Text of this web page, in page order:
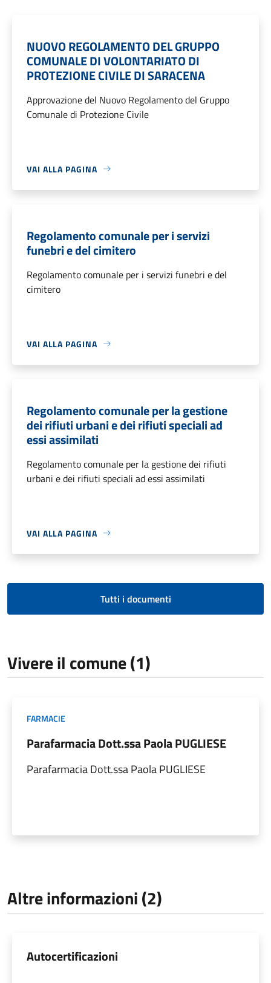
NUOVO REGOLAMENTO DEL GRUPPO
COMUNALE DI VOLONTARIATO DI
PROTEZIONE CIVILE DI SARACENA
Approvazione del Nuovo Regolamento del Gruppo
Comunale di Protezione Civile
VAI ALLA PAGINA
Regolamento comunale per i servizi
funebri e del cimitero
Regolamento comunale per i servizi funebri e del
cimitero
VAI ALLA PAGINA
Regolamento comunale per la gestione
dei rifiuti urbani e dei rifiuti speciali ad
essi assimilati
Regolamento comunale per la gestione dei rifiuti
urbani e dei rifiuti speciali ad essi assimilati
VAI ALLA PAGINA
Tutti i documenti
Vivere il comune (1)
FARMACIE
Parafarmacia Dott.ssa Paola PUGLIESE
Parafarmacia Dott.ssa Paola PUGLIESE
Altre informazioni (2)
Autocertificazioni